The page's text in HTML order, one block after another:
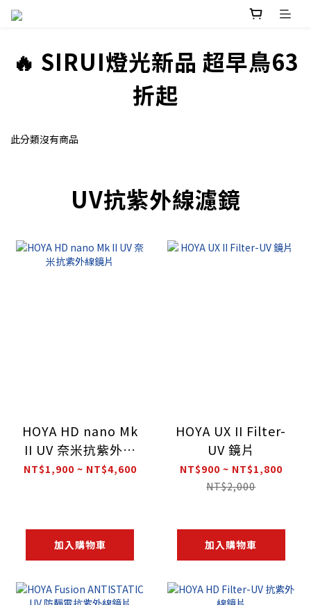
prev
🔥 SIRUI燈光新品 超早鳥63
折起
此分類沒有商品
UV抗紫外線濾鏡
HOYA HD nano Mk
II UV 奈米抗紫外線
鏡片
NT$1,900 ~ NT$4,600
加入購物車
HOYA UX II Filter-
UV 鏡片
NT$900 ~ NT$1,800
NT$2,000
加入購物車